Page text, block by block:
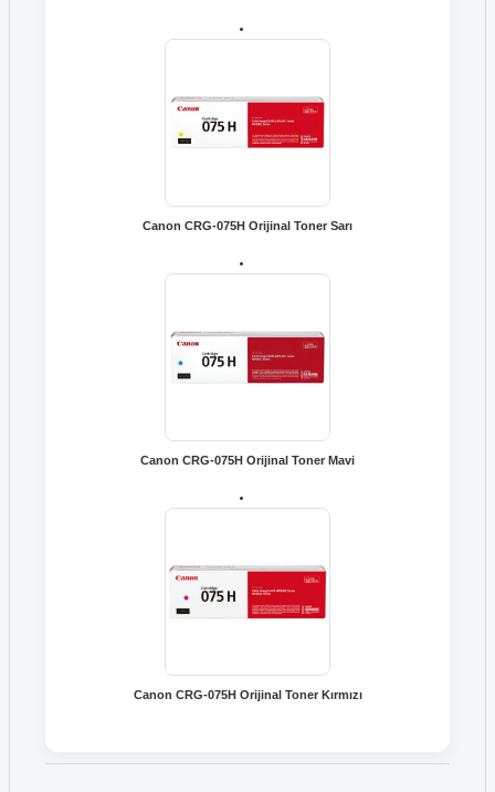
Canon CRG-075H Orijinal Toner Sarı
Canon CRG-075H Orijinal Toner Mavi
Canon CRG-075H Orijinal Toner Kırmızı